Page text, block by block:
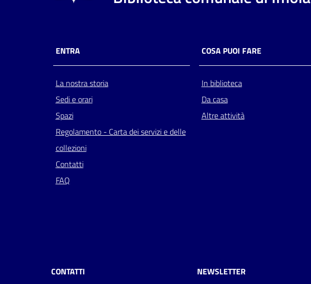
ENTRA
La nostra storia
Sedi e orari
Spazi
Regolamento - Carta dei servizi e delle
collezioni
Contatti
FAQ
COSA PUOI FARE
In biblioteca
Da casa
Altre attività
CONTATTI NEWSLETTER